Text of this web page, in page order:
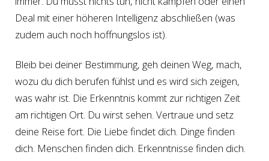
Deal mit einer höheren Intelligenz abschließen (was
zudem auch noch hoffnungslos ist).
Bleib bei deiner Bestimmung, geh deinen Weg, mach,
wozu du dich berufen fühlst und es wird sich zeigen,
was wahr ist. Die Erkenntnis kommt zur richtigen Zeit
am richtigen Ort. Du wirst sehen. Vertraue und setz
deine Reise fort. Die Liebe findet dich. Dinge finden
dich. Menschen finden dich. Erkenntnisse finden dich.